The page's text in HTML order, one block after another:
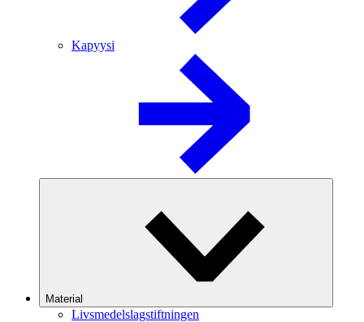
Kapyysi
Material
Livsmedelslagstiftningen